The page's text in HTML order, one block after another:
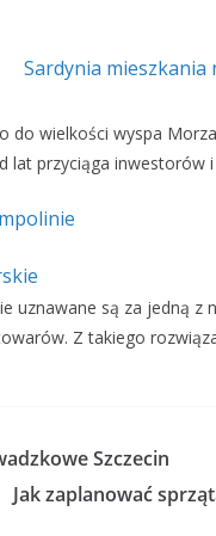
Sardynia mieszkania
do wielkości wyspa Morza
lat przyciąga inwestorów
uznawane są za jedną z
Z takiego
Szczecin
Jak zaplanować